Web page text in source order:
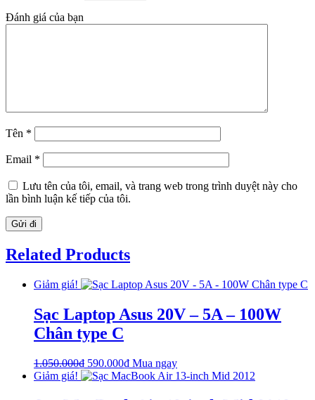
Đánh giá của bạn
Tên *
Email *
Lưu tên của tôi, email, và trang web trong trình duyệt này cho
lần bình luận kế tiếp của tôi.
Related Products
Giảm giá!
Sạc Laptop Asus 20V – 5A – 100W
Chân type C
1.050.000₫ Giá
gốc
590.000₫Giá
hiện
Mua ngay
Giảm giá!